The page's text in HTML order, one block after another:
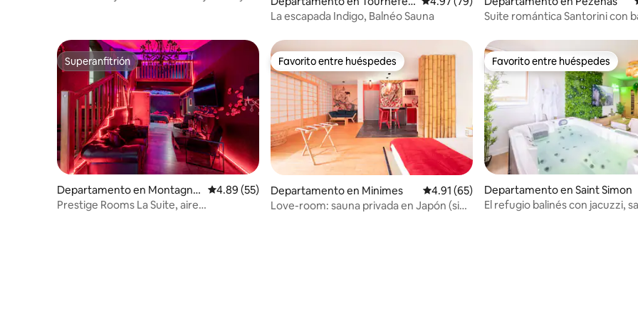
ille
La escapada Indigo, Balnéo Sauna
Suite romántica Santorini con
Superanfitrión
Superanfitrión
Departamento en Montagna
c
Calificación promedio: 4.89 de 5; 55 evaluaciones
4.89 (55)
Prestige Rooms La Suite, aire
Favorito entre huéspedes
Favorito entre huéspedes
Departamento en Minimes Calificación promedio: 4.91 de 5; 65
4.91 (65)
Love-room: sauna privada en Japón (sin
Favorito entre huéspedes
Favorito entre huéspedes
Departamento en Saint Simon
El refugio balinés con jacuzzi,